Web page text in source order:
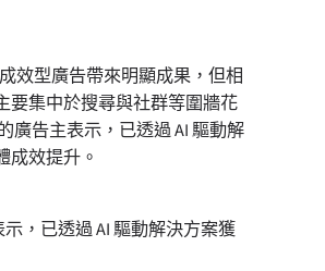
效型廣告帶來明顯成果，但相
要集中於搜尋與社群等圍牆花
廣告主表示，已透過 AI 驅動解
成效提升。
，已透過 AI 驅動解決方案獲